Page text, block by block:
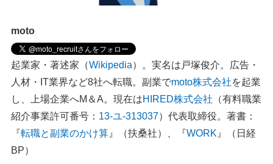
moto
起業家・著述家（Wikipedia）。実名は戸塚俊介。広告・
人材・IT業界など8社へ転職。副業でmoto株式会社を起業
し、上場企業へM＆A。現在はHIRED株式会社 （有料職業
紹介事業許可番号： 13-ユ-313037）代表取締役。著書：
『転職と副業のかけ算 』（扶桑社）、『WORK 』（日経
BP）